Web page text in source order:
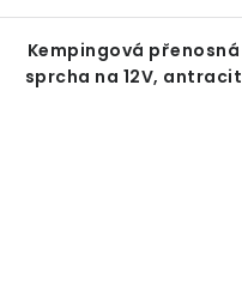
Kempingová přenosná
sprcha na 12V, antracit